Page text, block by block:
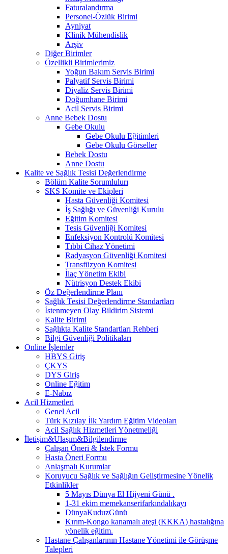
Faturalandırma
Personel-Özlük Birimi
Ayniyat
Klinik Mühendislik
Arşiv
Diğer Birimler
Özellikli Birimlerimiz
Yoğun Bakım Servis Birimi
Palyatif Servis Birimi
Diyaliz Servis Birimi
Doğumhane Birimi
Acil Servis Birimi
Anne Bebek Dostu
Gebe Okulu
Gebe Okulu Eğitimleri
Gebe Okulu Görseller
Bebek Dostu
Anne Dostu
Kalite ve Sağlık Tesisi Değerlendirme
Bölüm Kalite Sorumlulurı
SKS Komite ve Ekipleri
Hasta Güvenliği Komitesi
İş Sağlığı ve Güvenliği Kurulu
Eğitim Komitesi
Tesis Güvenliği Komitesi
Enfeksiyon Kontrolü Komitesi
Tıbbi Cihaz Yönetimi
Radyasyon Güvenliği Komitesi
Transfüzyon Komitesi
İlaç Yönetim Ekibi
Nütrisyon Destek Ekibi
Öz Değerlendirme Planı
Sağlık Tesisi Değerlendirme Standartları
İstenmeyen Olay Bildirim Sistemi
Kalite Birimi
Sağlıkta Kalite Standartları Rehberi
Bilgi Güvenliği Politikaları
Online İşlemler
HBYS Giriş
ÇKYS
DYS Giriş
Online Eğitim
E-Nabız
Acil Hizmetleri
Genel Acil
Türk Kızılay İlk Yardım Eğitim Videoları
Acil Sağlık Hizmetleri Yönetmeliği
İletişim&Ulaşım&Bilgilendirme
Çalışan Öneri & İstek Formu
Hasta Öneri Formu
Anlaşmalı Kurumlar
Koruyucu Sağlık ve Sağlığın Geliştirmesine Yönelik
Etkinlikler
5 Mayıs Dünya El Hijyeni Günü .
1-31 ekim memekanserifarkındalıkayı
DünyaKuduzGünü
Kırım-Kongo kanamalı ateşi (KKKA) hastalığına
yönelik eğitim.
Hastane Çalışanlarının Hastane Yönetimi ile Görüşme
Talepleri